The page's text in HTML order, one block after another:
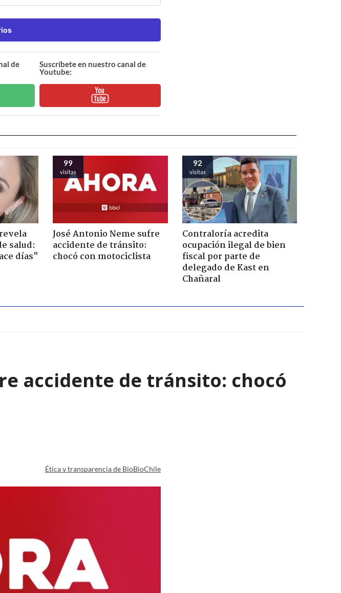
de
Suscríbete en nuestro canal de
Youtube:
salud:
días"
99
visitas
José Antonio Neme sufre
accidente de tránsito:
chocó con motociclista
92
visitas
Contraloría acredita
ocupación ilegal de bien
fiscal por parte de
delegado de Kast en
Chañaral
accidente de tránsito: chocó
Ética y transparencia de BioBioChile